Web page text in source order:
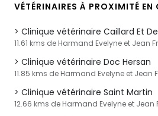
VÉTÉRINAIRES À PROXIMITÉ EN
Clinique vétérinaire Caillard Et
11.61 kms de Harmand Evelyne et Jean
Clinique vétérinaire Doc Hersan
11.85 kms de Harmand Evelyne et Jean
Clinique vétérinaire Saint Martin
12.66 kms de Harmand Evelyne et Jean